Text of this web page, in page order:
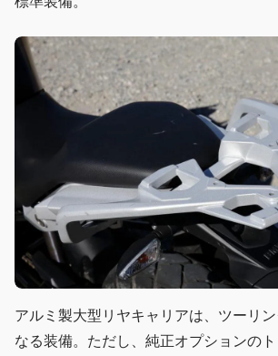
アルミ製大型リヤキャリアは、ツーリン
なる装備。ただし、純正オプションの